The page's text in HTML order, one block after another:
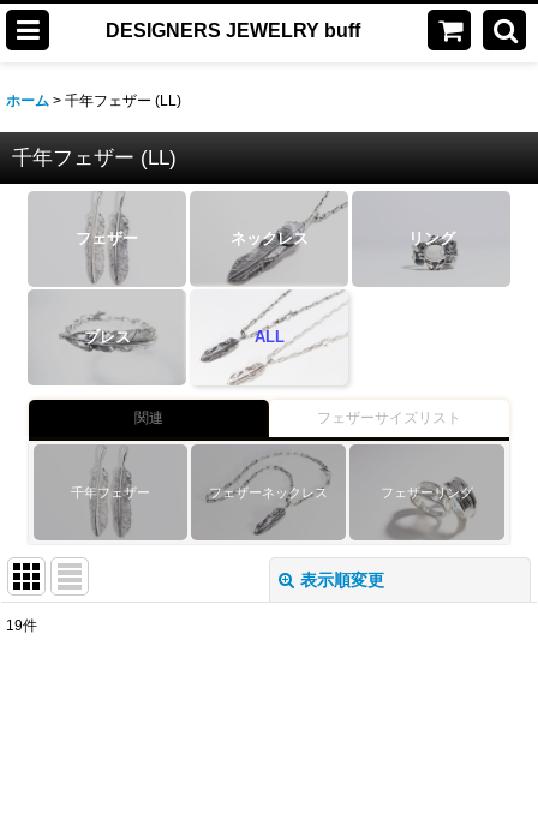
DESIGNERS JEWELRY buff
ホーム > 千年フェザー (LL)
千年フェザー (LL)
フェザー ネックレス リング
ブレス ALL
関連 フェザーサイズリスト
千年フェザー フェザーネックレス フェザーリング
表示順変更
19件